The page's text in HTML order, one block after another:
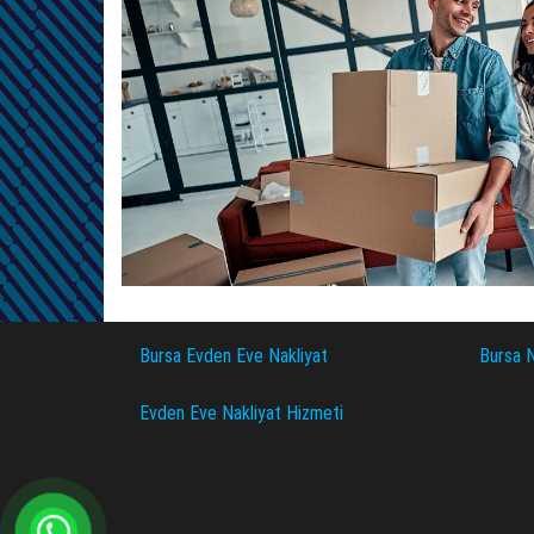
Bursa Evden Eve Nakliyat Bursa
Evden Eve Nakliyat Hizmeti